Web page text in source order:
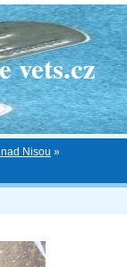
vets.cz
Nisou »